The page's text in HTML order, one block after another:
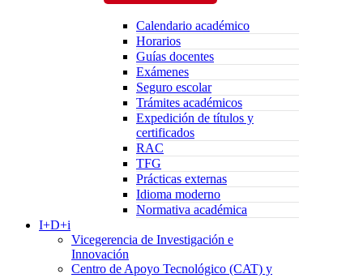
Calendario académico
Horarios
Guías docentes
Exámenes
Seguro escolar
Trámites académicos
Expedición de títulos y
certificados
RAC
TFG
Prácticas externas
Idioma moderno
Normativa académica
I+D+i
Vicegerencia de Investigación e
Innovación
Centro de Apoyo Tecnológico (CAT) y